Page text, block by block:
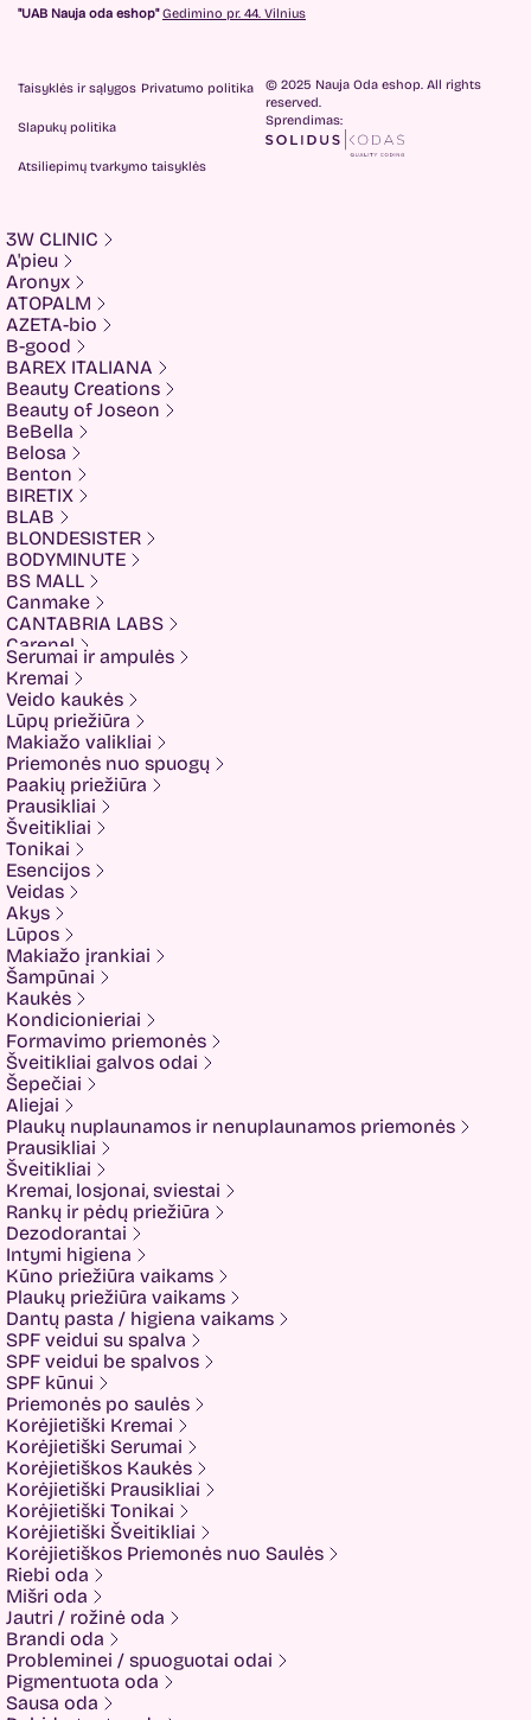
"UAB Nauja oda eshop" Gedimino pr. 44. Vilnius
Taisyklės ir sąlygos Privatumo politika
Slapukų politika
Atsiliepimų tvarkymo taisyklės
© 2025 Nauja Oda eshop. All rights
reserved.
Sprendimas:
3W CLINIC
A'pieu
Aronyx
ATOPALM
AZETA-bio
B-good
BAREX ITALIANA
Beauty Creations
Beauty of Joseon
BeBella
Belosa
Benton
BIRETIX
BLAB
BLONDESISTER
BODYMINUTE
BS MALL
Canmake
CANTABRIA LABS
Carenel
CHALURE
Cherubs
Cliniccare
COSRX
COTRIL
COVEDERM
Crazy Hair
Dalton
Dear Doer
Ekseption
Elizavecca
ESFOLIO
ETUDE
Eyenlip
FaceFacts
Fariis
Fixderma
Fluff
Formal Bee
Fusion
Glow Hub
HeadShock
Hiskin
Holika holika
Imbue
Imbue.
INOAR
Isntree
IUNIK
K-MOM
Kadus Professional
Keenwell
KLERADERM
KOSE
Kyra
LANEIGE
Look At Me
Luvum
LYL
Mancera
MEDI-PEEL
Medicube
MESOTECH
Minetan
Missha
Mom and Who?
Montale
Mother-K
Muckypups
Nacomi
Serumai ir ampulės
Kremai
Veido kaukės
Lūpų priežiūra
Makiažo valikliai
Priemonės nuo spuogų
Paakių priežiūra
Prausikliai
Šveitikliai
Tonikai
Esencijos
Veidas
Akys
Lūpos
Makiažo įrankiai
Šampūnai
Kaukės
Kondicionieriai
Formavimo priemonės
Šveitikliai galvos odai
Šepečiai
Aliejai
Plaukų nuplaunamos ir nenuplaunamos priemonės
Prausikliai
Šveitikliai
Kremai, losjonai, sviestai
Rankų ir pėdų priežiūra
Dezodorantai
Intymi higiena
Kūno priežiūra vaikams
Plaukų priežiūra vaikams
Dantų pasta / higiena vaikams
SPF veidui su spalva
SPF veidui be spalvos
SPF kūnui
Priemonės po saulės
Korėjietiški Kremai
Korėjietiški Serumai
Korėjietiškos Kaukės
Korėjietiški Prausikliai
Korėjietiški Tonikai
Korėjietiški Šveitikliai
Korėjietiškos Priemonės nuo Saulės
Riebi oda
Mišri oda
Jautri / rožinė oda
Brandi oda
Probleminei / spuoguotai odai
Pigmentuota oda
Sausa oda